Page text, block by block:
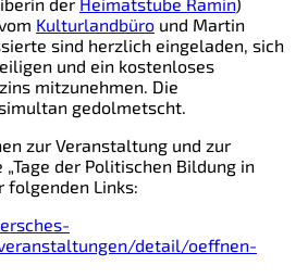
Kulturlandbüro und Martin
sind herzlich eingeladen, sich
und ein kostenloses
mitzunehmen. Die
gedolmetscht.
zur Veranstaltung und zur
der Politischen Bildung in
folgenden Links:
detail/oeffnen-